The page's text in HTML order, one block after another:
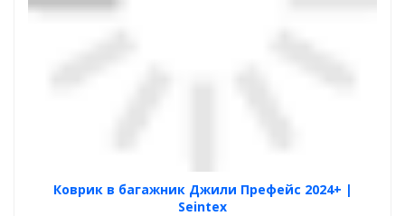
Коврик в багажник Джили Префейс 2024+ |
Seintex